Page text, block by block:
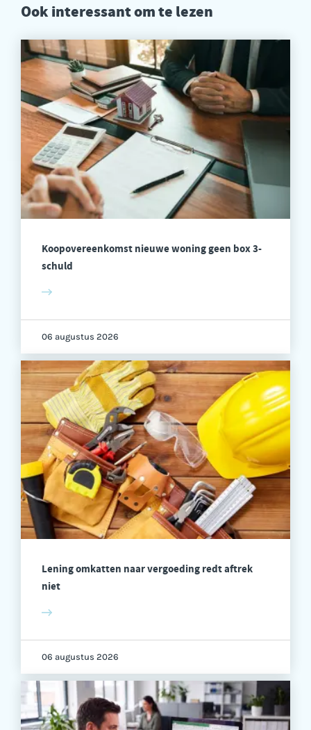
Ook interessant om te lezen
Koopovereenkomst nieuwe woning geen box 3-
schuld
06 augustus 2026
Lening omkatten naar vergoeding redt aftrek
niet
06 augustus 2026